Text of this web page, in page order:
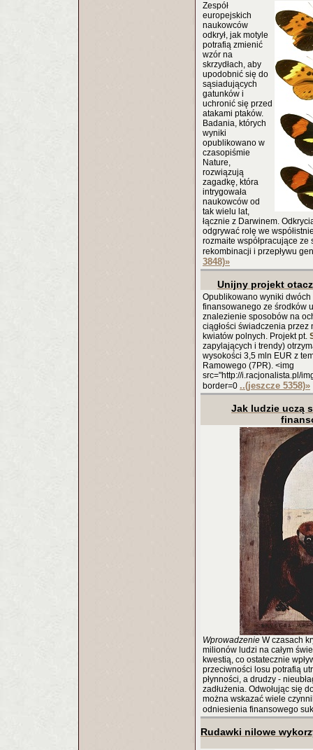
Zespół
europejskich
naukowców
odkrył, jak motyle
potrafią zmienić
wzór na
skrzydłach, aby
upodobnić się do
sąsiadujących
gatunków i
uchronić się przed
atakami ptaków.
Badania, których
wyniki
opublikowano w
czasopiśmie
Nature,
rozwiązują
zagadkę, która
intrygowała
naukowców od
tak wielu lat,
łącznie z Darwinem.
odgrywać rolę we
rozmaite współpracujące
rekombinacji i przepływu
3848)»
Unijny projekt
Opublikowano wyniki
finansowanego ze środków
znalezienie sposobów na
ciągłości świadczenia
kwiatów polnych. Projekt pt.
zapylających i trendy)
wysokości 3,5 mln EUR z
Ramowego (7PR). <img
src="http://i.racjonalista.pl/
border=0 ..(jeszcze 5358)»
Jak ludzie uczą
Wprowadzenie W czasach
milionów ludzi na całym
kwestią, co ostatecznie
przeciwności losu potrafią
płynności, a drudzy -
zadłużenia. Odwołując się
można wskazać wiele
odniesienia finansowego
Rudawki nilowe